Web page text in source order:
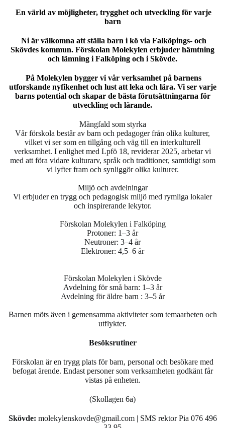
En värld av möjligheter, trygghet och utveckling för varje
barn
Ni är välkomna att ställa barn i kö via Falköpings- och
Skövdes kommun. Förskolan Molekylen erbjuder hämtning
och lämning i Falköping och i Skövde.
På Molekylen bygger vi vår verksamhet på barnens
utforskande nyfikenhet och lust att leka och lära. Vi ser varje
barns potential och skapar de bästa förutsättningarna för
utveckling och lärande.
Mångfald som styrka
Vår förskola består av barn och pedagoger från olika kulturer,
vilket vi ser som en tillgång och väg till en interkulturell
verksamhet. I enlighet med Lpfö 18, reviderar 2025, arbetar vi
med att föra vidare kulturarv, språk och traditioner, samtidigt som
vi lyfter fram och synliggör olika kulturer.
Miljö och avdelningar
Vi erbjuder en trygg och pedagogisk miljö med rymliga lokaler
och inspirerande lekytor.
Förskolan Molekylen i Falköping
Protoner: 1–3 år
Neutroner: 3–4 år
Elektroner: 4,5–6 år
Förskolan Molekylen i Skövde
Avdelning för små barn: 1–3 år
Avdelning för äldre barn : 3–5 år
Barnen möts även i gemensamma aktiviteter som temaarbeten och
utflykter.
Besöksrutiner
Förskolan är en trygg plats för barn, personal och besökare med
befogat ärende. Endast personer som verksamheten godkänt får
vistas på enheten.
(Skollagen 6a)
Skövde: molekylenskovde@gmail.com | SMS rektor Pia 076 496